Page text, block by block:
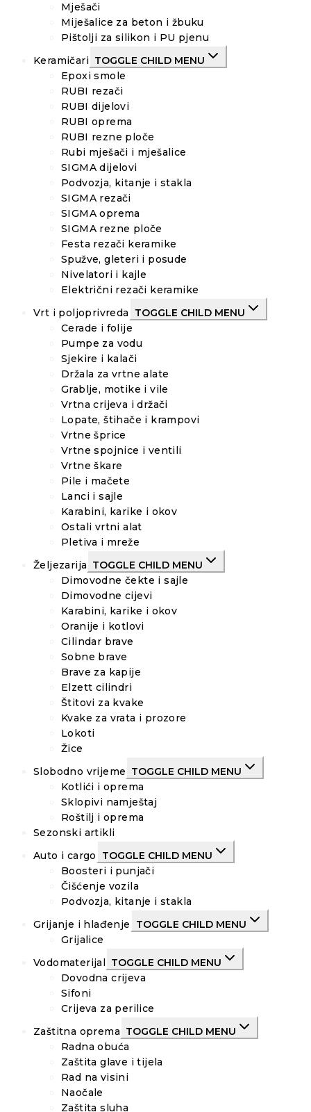
Mješači
Miješalice za beton i žbuku
Pištolji za silikon i PU pjenu
Keramičari TOGGLE CHILD MENU
Epoxi smole
RUBI rezači
RUBI dijelovi
RUBI oprema
RUBI rezne ploče
Rubi mješači i mješalice
SIGMA dijelovi
Podvozja, kitanje i stakla
SIGMA rezači
SIGMA oprema
SIGMA rezne ploče
Festa rezači keramike
Spužve, gleteri i posude
Nivelatori i kajle
Električni rezači keramike
Vrt i poljoprivreda
TOGGLE CHILD MENU
Cerade i folije
Pumpe za vodu
Sjekire i kalači
Držala za vrtne alate
Grablje, motike i vile
Vrtna crijeva i držači
Lopate, štihače i krampovi
Vrtne šprice
Vrtne spojnice i ventili
Vrtne škare
Pile i mačete
Lanci i sajle
Karabini, karike i okov
Ostali vrtni alat
Pletiva i mreže
Željezarija TOGGLE CHILD MENU
Dimovodne čekte i sajle
Dimovodne cijevi
Karabini, karike i okov
Oranije i kotlovi
Cilindar brave
Sobne brave
Brave za kapije
Elzett cilindri
Štitovi za kvake
Kvake za vrata i prozore
Lokoti
Žice
Slobodno vrijeme TOGGLE CHILD MENU
Kotlići i oprema
Sklopivi namještaj
Roštilj i oprema
Sezonski artikli
Auto i cargo
TOGGLE CHILD MENU
Boosteri i punjači
Čišćenje vozila
Podvozja, kitanje i stakla
Grijanje i hlađenje
TOGGLE CHILD MENU
Grijalice
Vodomaterijal
TOGGLE CHILD MENU
Dovodna crijeva
Sifoni
Crijeva za perilice
Zaštitna oprema TOGGLE CHILD MENU
Radna obuća
Zaštita glave i tijela
Rad na visini
Naočale
Zaštita sluha